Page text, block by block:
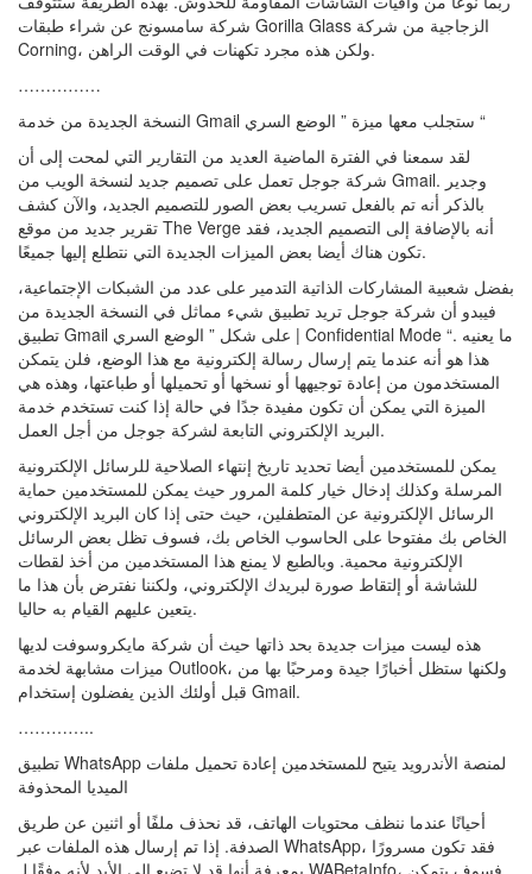
شركة سامسونج عن شراء طبقات Gorilla Glass الزجاجية من شركة
Corning، ولكن هذه مجرد تكهنات في الوقت الراهن.
……………
النسخة الجديدة من خدمة Gmail ستجلب معها ميزة ” الوضع السري “
لقد سمعنا في الفترة الماضية العديد من التقارير التي لمحت إلى أن
شركة جوجل تعمل على تصميم جديد لنسخة الويب من Gmail. وجدير
بالذكر أنه تم بالفعل تسريب بعض الصور للتصميم الجديد، والآن كشف
تقرير جديد من موقع The Verge أنه بالإضافة إلى التصميم الجديد، فقد
تكون هناك أيضا بعض الميزات الجديدة التي نتطلع إليها جميعًا.
بفضل شعبية المشاركات الذاتية التدمير على عدد من الشبكات الإجتماعية،
فيبدو أن شركة جوجل تريد تطبيق شيء مماثل في النسخة الجديدة من
تطبيق Gmail على شكل ” الوضع السري | Confidential Mode “. ما يعنيه
هذا هو أنه عندما يتم إرسال رسالة إلكترونية مع هذا الوضع، فلن يتمكن
المستخدمون من إعادة توجيهها أو نسخها أو تحميلها أو طباعتها، وهذه هي
الميزة التي يمكن أن تكون مفيدة جدًا في حالة إذا كنت تستخدم خدمة
البريد الإلكتروني التابعة لشركة جوجل من أجل العمل.
يمكن للمستخدمين أيضا تحديد تاريخ إنتهاء الصلاحية للرسائل الإلكترونية
المرسلة وكذلك إدخال خيار كلمة المرور حيث يمكن للمستخدمين حماية
الرسائل الإلكترونية عن المتطفلين، حيث حتى إذا كان البريد الإلكتروني
الخاص بك مفتوحا على الحاسوب الخاص بك، فسوف تظل بعض الرسائل
الإلكترونية محمية. وبالطبع لا يمنع هذا المستخدمين من أخذ لقطات
للشاشة أو إلتقاط صورة لبريدك الإلكتروني، ولكننا نفترض بأن هذا ما
يتعين عليهم القيام به حاليا.
هذه ليست ميزات جديدة بحد ذاتها حيث أن شركة مايكروسوفت لديها
ميزات مشابهة لخدمة Outlook، ولكنها ستظل أخبارًا جيدة ومرحبًا بها من
قبل أولئك الذين يفضلون إستخدام Gmail.
…………..
تطبيق WhatsApp لمنصة الأندرويد يتيح للمستخدمين إعادة تحميل ملفات
الميديا المحذوفة
أحيانًا عندما ننظف محتويات الهاتف، قد نحذف ملفًا أو اثنين عن طريق
الصدفة. إذا تم إرسال هذه الملفات عبر WhatsApp، فقد تكون مسرورًا